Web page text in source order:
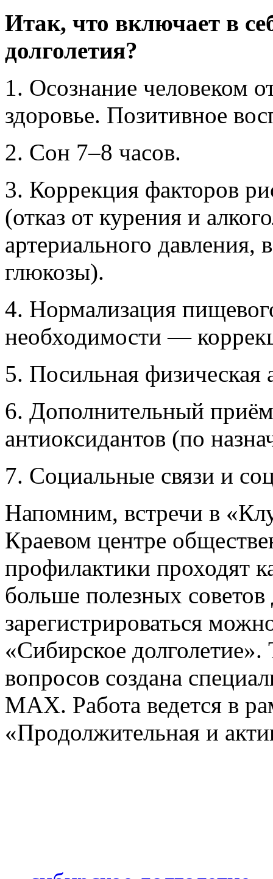
Итак, что включает в
долголетия?
1. Осознание человеком
здоровье. Позитивное
2. Сон 7–8 часов.
3. Коррекция факторов
(отказ от курения и
артериального давления,
глюкозы).
4. Нормализация
необходимости —
5. Посильная физическая
6. Дополнительный
антиоксидантов (по
7. Социальные связи и
Напомним, встречи в
Краевом центре
профилактики проходят
больше полезных советов
зарегистрироваться
«Сибирское
вопросов создана
МАХ. Работа ведется в
«Продолжительная и